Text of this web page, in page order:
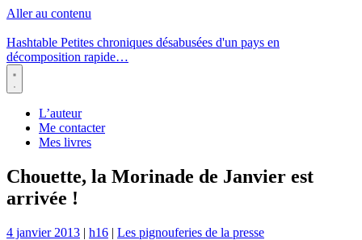
Aller au contenu
Hashtable Petites chroniques désabusées d'un pays en
décomposition rapide…
Menu
L’auteur
Me contacter
Mes livres
Chouette, la Morinade de Janvier est
arrivée !
4 janvier 2013 | h16 | Les pignouferies de la presse